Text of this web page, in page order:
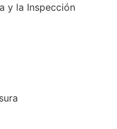
y la Inspección